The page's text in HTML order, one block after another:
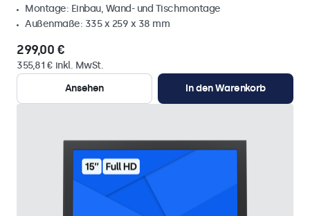
Montage: Einbau, Wand- und Tischmontage
Außenmaße: 335 x 259 x 38 mm
299,00 €
355,81 € inkl. MwSt.
Ansehen
In den Warenkorb